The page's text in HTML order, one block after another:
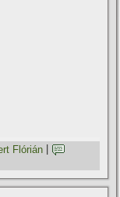
Flórián